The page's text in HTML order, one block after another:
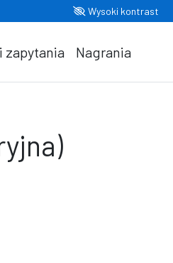
Wysoki kontrast
zapytania Nagrania